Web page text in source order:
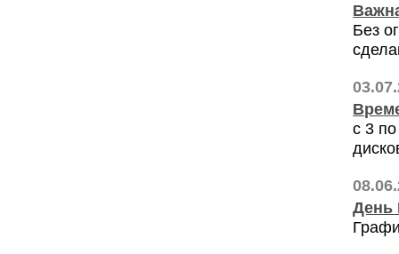
Без
с 3
День